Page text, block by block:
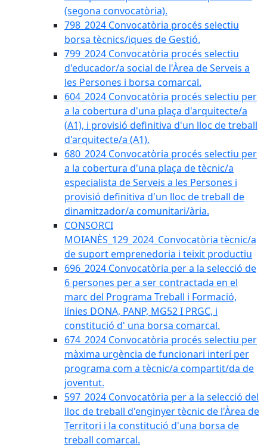
(segona convocatòria).
798_2024 Convocatòria procés selectiu
borsa tècnics/iques de Gestió.
799_2024 Convocatòria procés selectiu
d'educador/a social de l'Àrea de Serveis a
les Persones i borsa comarcal.
604_2024 Convocatòria procés selectiu per
a la cobertura d'una plaça d'arquitecte/a
(A1), i provisió definitiva d'un lloc de treball
d'arquitecte/a (A1).
680_2024 Convocatòria procés selectiu per
a la cobertura d'una plaça de tècnic/a
especialista de Serveis a les Persones i
provisió definitiva d'un lloc de treball de
dinamitzador/a comunitari/ària.
CONSORCI
MOIANÈS_129_2024_Convocatòria tècnic/a
de suport emprenedoria i teixit productiu
696_2024 Convocatòria per a la selecció de
6 persones per a ser contractada en el
marc del Programa Treball i Formació,
línies DONA, PANP, MG52 I PRGC, i
constitució d' una borsa comarcal.
674_2024 Convocatòria procés selectiu per
màxima urgència de funcionari interí per
programa com a tècnic/a compartit/da de
joventut.
597_2024 Convocatòria per a la selecció del
lloc de treball d'enginyer tècnic de l'Àrea de
Territori i la constitució d'una borsa de
treball comarcal.